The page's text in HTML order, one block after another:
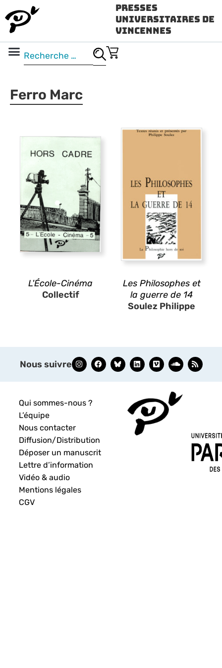
Presses
Universitaires de
Vincennes
Ferro Marc
L'École-Cinéma
Collectif
Les Philosophes et
la guerre de 14
Soulez Philippe
Nous suivre
Qui sommes-nous ?
L’équipe
Nous contacter
Diffusion/Distribution
Déposer un manuscrit
Lettre d’information
Vidéo & audio
Mentions légales
CGV